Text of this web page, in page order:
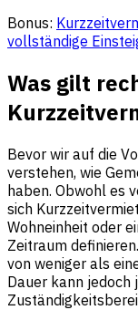
Bonus:
vollständige
Was gilt
Bevor wir auf die
verstehen, wie
haben. Obwohl es
sich
Wohneinheit oder
Zeitraum
von weniger als
Dauer kann jedoch